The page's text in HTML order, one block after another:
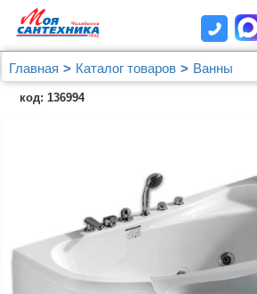
Главная Каталог товаров
Ванны
Акриловая ванна Gemy G9046 B R
код: 136994